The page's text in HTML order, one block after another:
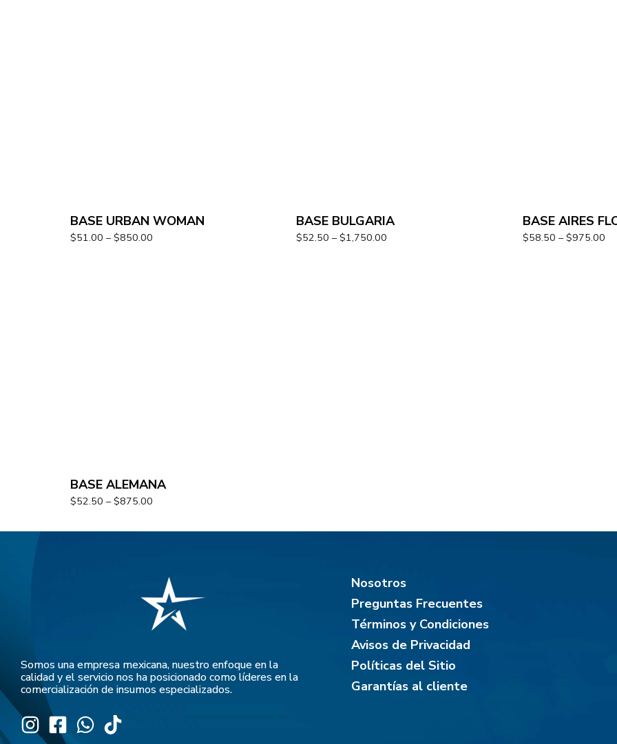
BASE URBAN WOMAN
$51.00 – $850.00
BASE BULGARIA
$52.50 – $1,750.00
BASE AIRES
$58.50 – $975.00
BASE ALEMANA
$52.50 – $875.00
Somos una empresa mexicana, nuestro enfoque en la
calidad y el servicio nos ha posicionado como líderes en la
comercialización de insumos especializados.
Nosotros
Preguntas Frecuentes
Términos y Condiciones
Avisos de Privacidad
Políticas del Sitio
Garantías al cliente